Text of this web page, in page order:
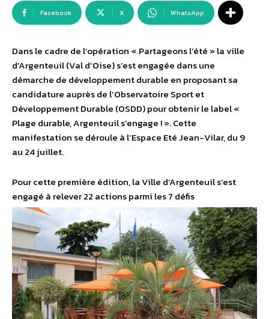
Facebook X WhatsApp
Dans le cadre de l’opération « Partageons l’été » la ville
d’Argenteuil (Val d’Oise) s’est engagée dans une
démarche de développement durable en proposant sa
candidature auprès de l’Observatoire Sport et
Développement Durable (OSDD) pour obtenir le label «
Plage durable, Argenteuil s’engage ! ». Cette
manifestation se déroule à l’Espace Eté Jean-Vilar, du 9
au 24 juillet.
Pour cette première édition, la Ville d’Argenteuil s’est
engagé à relever 22 actions parmi les 7 défis